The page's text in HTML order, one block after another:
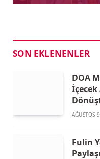
SON EKLENENLER
DOA
İçecek
AĞUSTOS
Fulin